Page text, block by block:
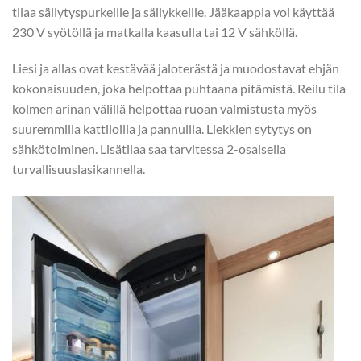
tilaa säilytyspurkeille ja säilykkeille. Jääkaappia voi käyttää
230 V syötöllä ja matkalla kaasulla tai 12 V sähköllä.
Liesi ja allas ovat kestävää jaloterästä ja muodostavat ehjän
kokonaisuuden, joka helpottaa puhtaana pitämistä. Reilu tila
kolmen arinan välillä helpottaa ruoan valmistusta myös
suuremmilla kattiloilla ja pannuilla. Liekkien sytytys on
sähkötoiminen. Lisätilaa saa tarvitessa 2-osaisella
turvallisuuslasikannella.